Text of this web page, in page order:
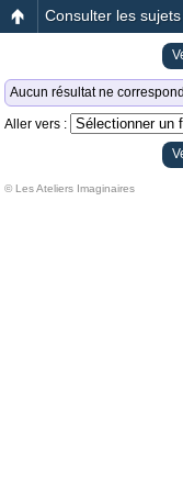
Consulter les
Aucun résultat ne
Aller vers :
© Les Ateliers Imaginaires